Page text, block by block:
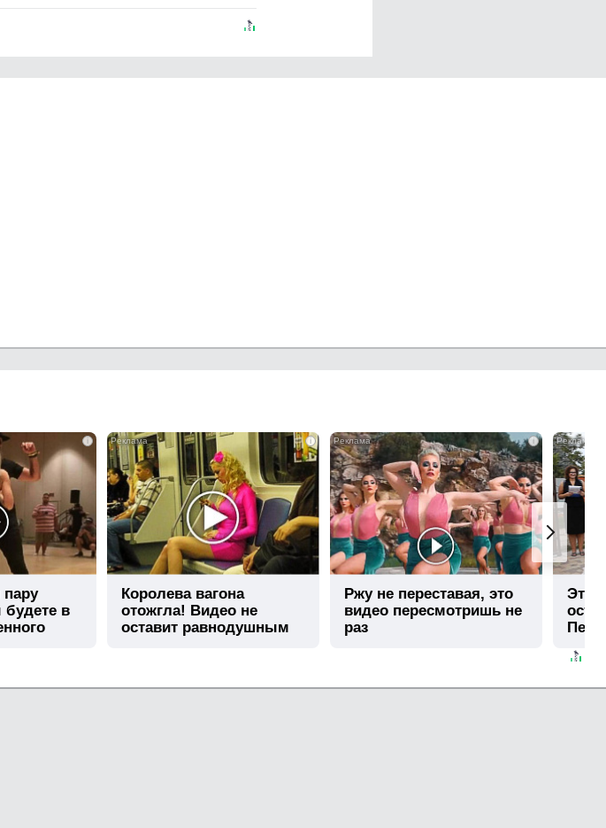
i
в
i
Королева вагона
отожгла! Видео не
оставит равнодушным
i
Ржу не переставая, это
видео пересмотришь не
раз
Этот